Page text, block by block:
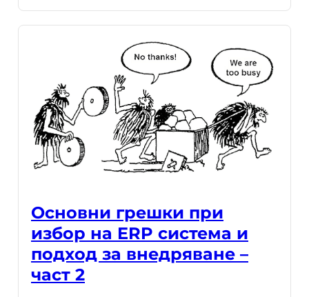
Основни грешки при
избор на ERP система и
подход за внедряване –
част 2